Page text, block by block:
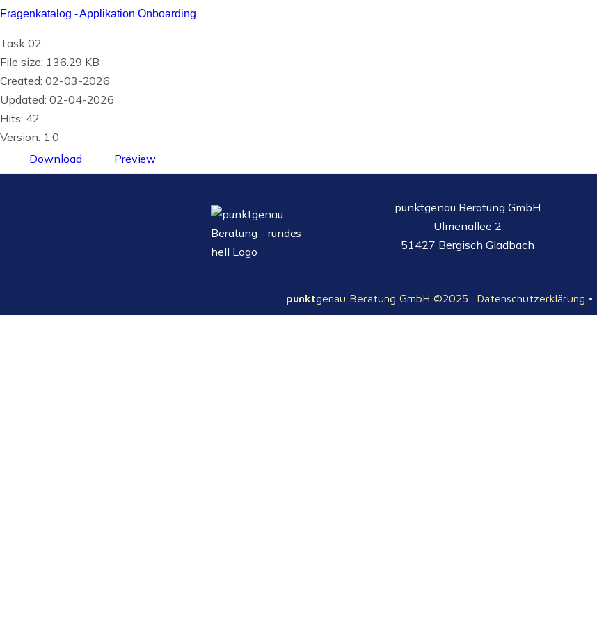
Fragenkatalog - Applikation Onboarding
Task 02
File size: 136.29 KB
Created: 02-03-2026
Updated: 02-04-2026
Hits: 42
Version: 1.0
Download
Preview
punktgenau Beratung GmbH
Ulmenallee 2
51427 Bergisch Gladbach
punktgenau Beratung GmbH ©2025. Datenschutzerklärung •